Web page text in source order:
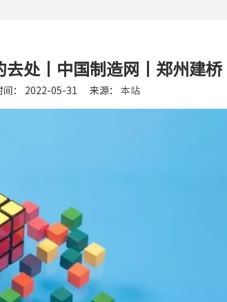
处丨中国制造网丨郑州建桥
： 2022-05-31 来源： 本站